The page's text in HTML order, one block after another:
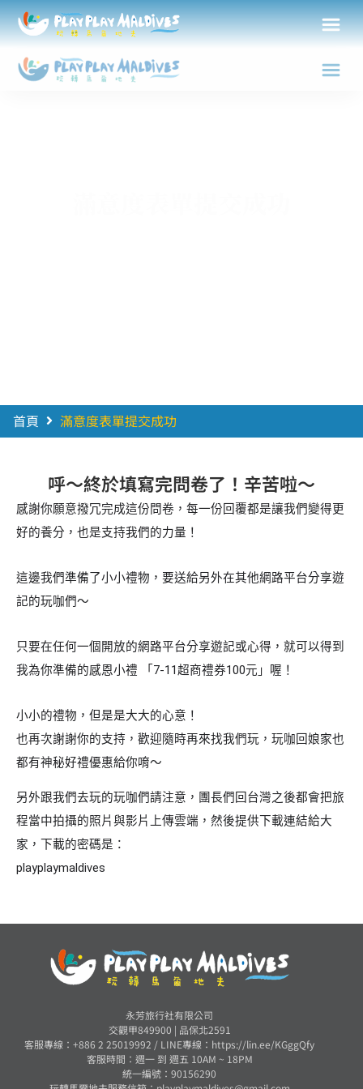
首頁 滿意度表單提交成功
呼～終於填寫完問卷了！辛苦啦～
感謝你願意撥冗完成這份問卷，每一份回覆都是讓我們變得更
好的養分，也是支持我們的力量！
這邊我們準備了小小禮物，要送給另外在其他網路平台分享遊
記的玩咖們～
只要在任何一個開放的網路平台分享遊記或心得，就可以得到
我為你準備的感恩小禮 「7-11超商禮券100元」喔！
小小的禮物，但是是大大的心意！
也再次謝謝你的支持，歡迎隨時再來找我們玩，玩咖回娘家也
都有神秘好禮優惠給你唷～
另外跟我們去玩的玩咖們請注意，團長們回台灣之後都會把旅
程當中拍攝的照片與影片上傳雲端，然後提供下載連結給大
家，下載的密碼是：
playplaymaldives
永芳旅行社有限公司
交觀甲849900 | 品保北2591
客服專線：+886 2 25019992 / LINE專線：https://lin.ee/KGggQfy
客服時間：週一 到 週五 10AM ~ 18PM
統一編號：90156290